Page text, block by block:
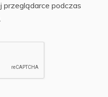
przeglądarce podczas